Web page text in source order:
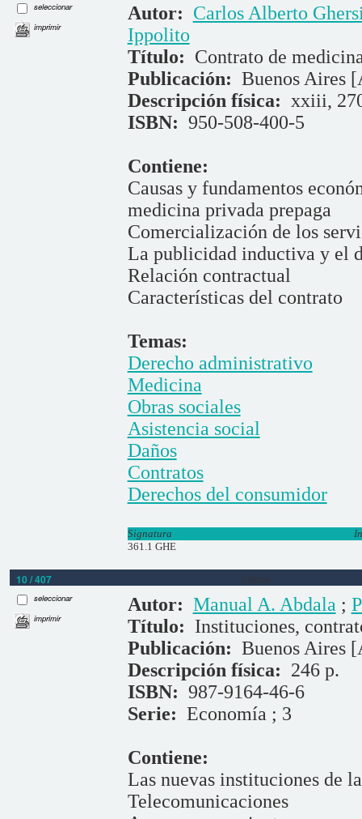
seleccionar
imprimir
Autor: Carlos Alberto
Ippolito
Título: Contrato de
Publicación: Buenos Aires
Descripción física: xxiii,
ISBN: 950-508-400-5
Contiene:
Causas y fundamentos
medicina privada prepaga
Comercialización de los
La publicidad inductiva y el
Relación contractual
Características del contrato
Temas:
Derecho administrativo
Medicina
Obras sociales
Asistencia social
Daños
Contratos
Derechos del consumidor
Signatura
361.1 GHE
10 / 407 Libros
seleccionar
imprimir
Autor: Manual A. Abdala ;
Título: Instituciones,
Publicación: Buenos Aires
Descripción física: 246 p.
ISBN: 987-9164-46-6
Serie: Economía ; 3
Contiene:
Las nuevas instituciones de
Telecomunicaciones